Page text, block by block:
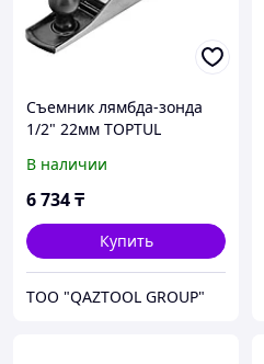
Съемник лямбда-зонда
1/2" 22мм TOPTUL
В наличии
6 734₸
Купить
TOO "QAZTOOL GROUP"